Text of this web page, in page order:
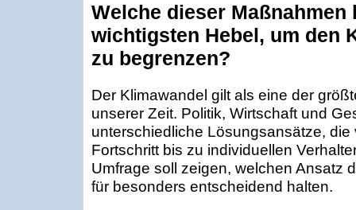
Welche dieser
wichtigsten Hebel, um den
zu begrenzen?
Der Klimawandel gilt als eine der
unserer Zeit. Politik, Wirtschaft und
unterschiedliche Lösungsansätze,
Fortschritt bis zu individuellen
Umfrage soll zeigen, welchen Ansatz
für besonders entscheidend halten.